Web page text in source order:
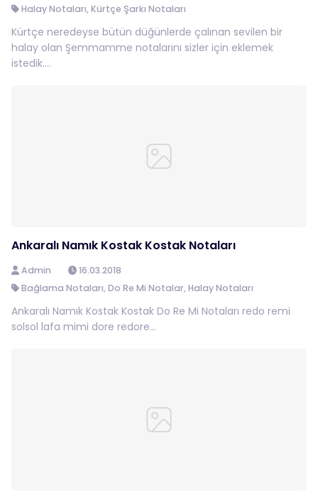
Halay Notaları, Kürtçe Şarkı Notaları
Kürtçe neredeyse bütün düğünlerde çalınan sevilen bir
halay olan Şemmamme notalarını sizler için eklemek
istedik....
Ankaralı Namık Kostak Kostak Notaları
Admin
16.03.2018
Bağlama Notaları, Do Re Mi Notalar, Halay Notaları
Ankaralı Namık Kostak Kostak Do Re Mi Notaları redo remi
solsol lafa mimi dore redore...